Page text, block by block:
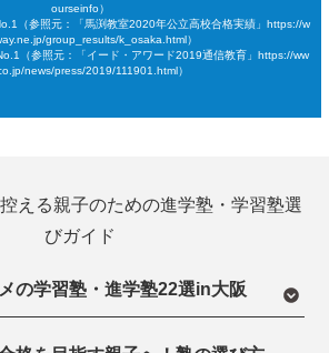
ourseinfo）
（参照元：「馬渕教室2020年公立高校合格実績」https://w
group_results/k_osaka.html）
（参照元：「イード・アワード2019通信教育」https://ww
news/press/2019/111901.html）
える親子のための進学塾・学習塾選
びガイド
の学習塾・進学塾22選in大阪